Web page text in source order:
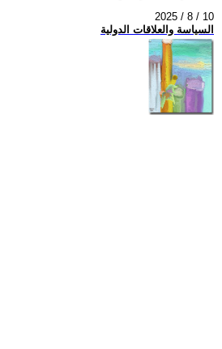
2025 / 8 / 10
السياسة والعلاقات الدولية